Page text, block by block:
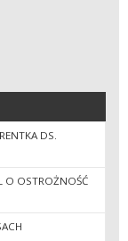
DS.
O OSTROŻNOŚĆ